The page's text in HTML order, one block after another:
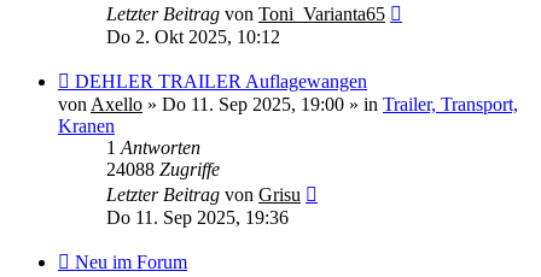
Letzter Beitrag von Toni_Varianta65
Do 2. Okt 2025, 10:12
Neuer
Beitrag
DEHLER TRAILER Auflagewangen
von Axello » Do 11. Sep 2025, 19:00 » in Trailer, Transport,
Kranen
1 Antworten
24088 Zugriffe
Letzter Beitrag von Grisu
Do 11. Sep 2025, 19:36
Neuer
Neu im Forum